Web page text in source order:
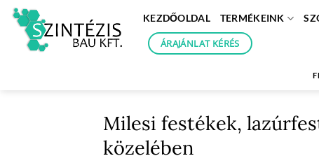
Skip
content
KEZDŐOLDAL TERMÉKEINK
ÁRAJÁNLAT KÉRÉS
Milesi festékek,
közelében